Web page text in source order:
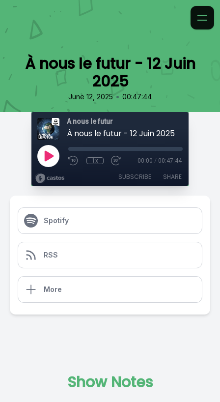
À nous le futur - 12 Juin
2025
June 12, 2025 • 00:47:44
À nous le futur
À nous le futur - 12 Juin 2025
1x 00:00 / 00:47:44
SUBSCRIBE SHARE
Spotify
RSS
More
Show Notes